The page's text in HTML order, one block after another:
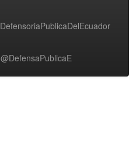
DefensoriaPublicaDelEcuador
@DefensaPublicaE